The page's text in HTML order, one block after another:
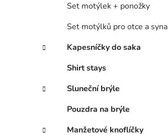
Set motýlek + ponožky
Set motýlků pro otce a syna
Kapesníčky do saka
Shirt stays
Sluneční brýle
Pouzdra na brýle
Manžetové knoflíčky